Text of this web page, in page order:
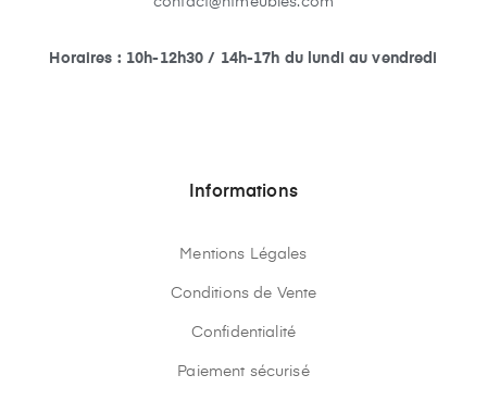
Horaires : 10h-12h30 / 14h-17h du lundi au vendredi
Informations
Mentions Légales
Conditions de Vente
Confidentialité
Paiement sécurisé